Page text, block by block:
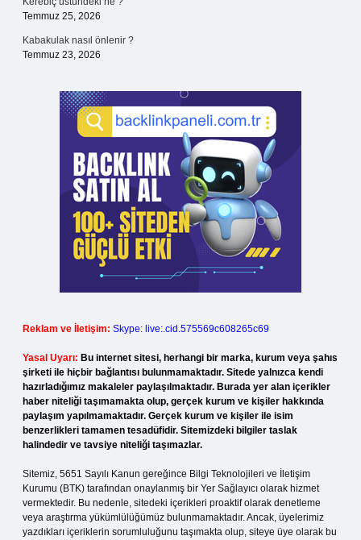
Temmuz 25, 2026
Kabakulak nasıl önlenir ?
Temmuz 23, 2026
Reklam ve İletişim: Skype: live:.cid.575569c608265c69
Yasal Uyarı: Bu internet sitesi, herhangi bir marka, kurum veya şahıs
şirketi ile hiçbir bağlantısı bulunmamaktadır. Sitede yalnızca kendi
hazırladığımız makaleler paylaşılmaktadır. Burada yer alan içerikler
haber niteliği taşımamakta olup, gerçek kurum ve kişiler hakkında
paylaşım yapılmamaktadır. Gerçek kurum ve kişiler ile isim
benzerlikleri tamamen tesadüfidir. Sitemizdeki bilgiler taslak
halindedir ve tavsiye niteliği taşımazlar.
Sitemiz, 5651 Sayılı Kanun gereğince Bilgi Teknolojileri ve İletişim
Kurumu (BTK) tarafından onaylanmış bir Yer Sağlayıcı olarak hizmet
vermektedir. Bu nedenle, sitedeki içerikleri proaktif olarak denetleme
veya araştırma yükümlülüğümüz bulunmamaktadır. Ancak, üyelerimiz
yazdıkları içeriklerin sorumluluğunu taşımakta olup, siteye üye olarak bu